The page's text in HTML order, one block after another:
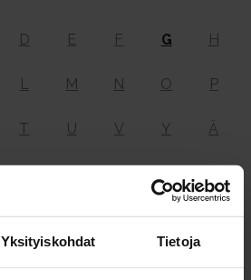
Yksityiskohdat Tietoja
D E F G H
L M N O P
T U V Y Ä